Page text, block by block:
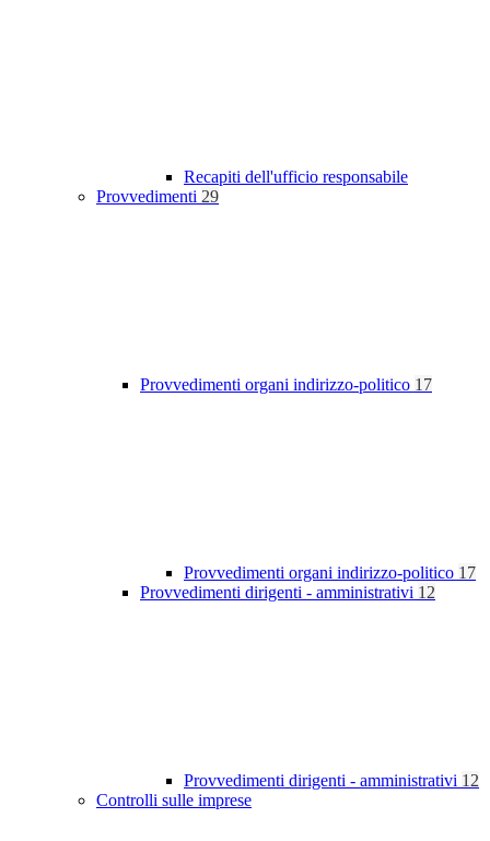
Recapiti dell'ufficio responsabile
Provvedimenti 29
Provvedimenti organi indirizzo-politico 17
Provvedimenti organi indirizzo-politico 17
Provvedimenti dirigenti - amministrativi 12
Provvedimenti dirigenti - amministrativi 12
Controlli sulle imprese